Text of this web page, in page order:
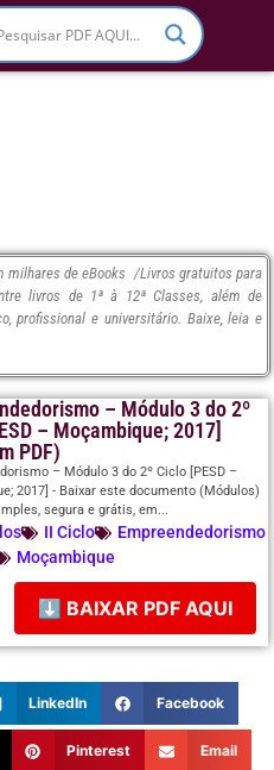
milhares de eBooks /Livros gratuitos para
livros de 1ª à 12ª Classes, além de
profissional e universitário. Baixe, leia e
– Módulo 3 do 2º
– Moçambique; 2017]
PDF)
– Módulo 3 do 2º Ciclo [PESD –
2017] - Baixar este documento (Módulos)
segura e grátis, em...
II Ciclo
Empreendedorismo
Moçambique
⬇ BAIXAR PDF AQUI
LinkedIn Facebook
Pinterest Email